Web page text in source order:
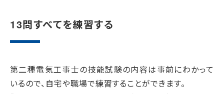
13問すべてを練習する
第二種電気工事士の技能試験の内容は事前にわかって
いるので、自宅や職場で練習することができます。